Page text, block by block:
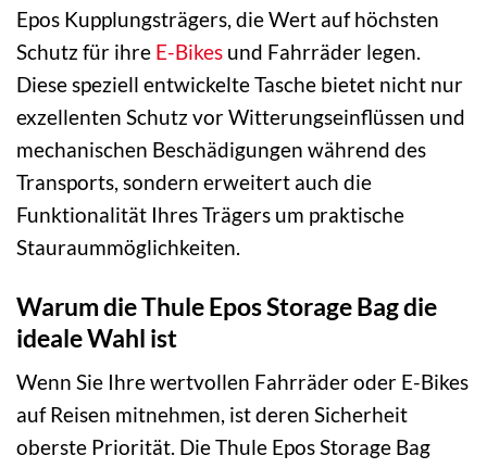
Epos Kupplungsträgers, die Wert auf höchsten
Schutz für ihre E-Bikes und Fahrräder legen.
Diese speziell entwickelte Tasche bietet nicht nur
exzellenten Schutz vor Witterungseinflüssen und
mechanischen Beschädigungen während des
Transports, sondern erweitert auch die
Funktionalität Ihres Trägers um praktische
Stauraummöglichkeiten.
Warum die Thule Epos Storage Bag die
ideale Wahl ist
Wenn Sie Ihre wertvollen Fahrräder oder E-Bikes
auf Reisen mitnehmen, ist deren Sicherheit
oberste Priorität. Die Thule Epos Storage Bag